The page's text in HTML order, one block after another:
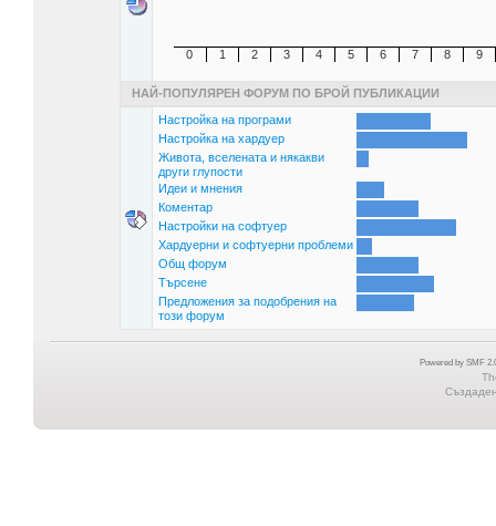
0 1 2 3 4 5 6 7 8 9
НАЙ-ПОПУЛЯРЕН ФОРУМ ПО БРОЙ ПУБЛИКАЦИИ
Настройка на програми
Настройка на хардуер
Живота, вселената и някакви
други глупости
Идеи и мнения
Коментар
Настройки на софтуер
Хардуерни и софтуерни проблеми
Общ форум
Търсене
Предложения за подобрения на
този форум
Powered by SMF